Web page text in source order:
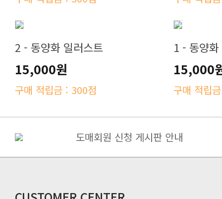
2 - 동양화 일러스트
15,000원
구매 적립금 : 300점
1 - 동양
15,000
구매 적립
도매회원 신청 게시판 안내
캔버스액자 3호사이즈 가격변동